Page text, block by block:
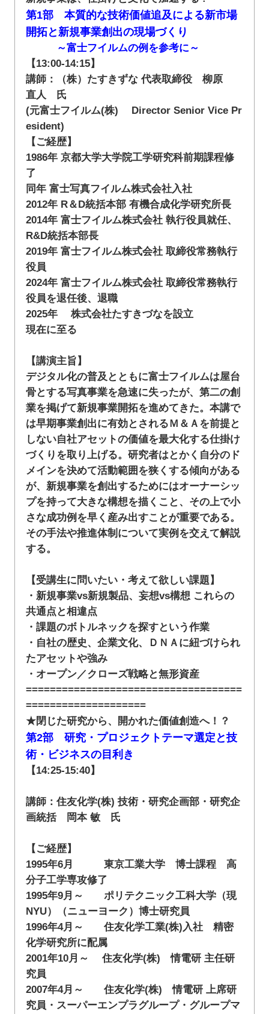
第1部 本質的な技術価値追及による新市場
開拓と新規事業創出の現場づくり
～富士フイルムの例を参考に～
【13:00-14:15】
講師：（株）たすきずな 代表取締役 柳原
直人 氏
(元富士フイルム(株) Director Senior Vice Pr
esident)
【ご経歴】
1986年 京都大学大学院工学研究科前期課程修
了
同年 富士写真フイルム株式会社入社
2012年 R＆D統括本部 有機合成化学研究所長
2014年 富士フイルム株式会社 執行役員就任、
R&D統括本部長
2019年 富士フイルム株式会社 取締役常務執行
役員
2024年 富士フイルム株式会社 取締役常務執行
役員を退任後、退職
2025年 株式会社たすきづなを設立
現在に至る
【講演主旨】
デジタル化の普及とともに富士フイルムは屋台
骨とする写真事業を急速に失ったが、第二の創
業を掲げて新規事業開拓を進めてきた。本講で
は早期事業創出に有効とされるＭ＆Ａを前提と
しない自社アセットの価値を最大化する仕掛け
づくりを取り上げる。研究者はとかく自分のド
メインを決めて活動範囲を狭くする傾向がある
が、新規事業を創出するためにはオーナーシッ
プを持って大きな構想を描くこと、その上で小
さな成功例を早く産み出すことが重要である。
その手法や推進体制について実例を交えて解説
する。
【受講生に問いたい・考えて欲しい課題】
・新規事業vs新規製品、妄想vs構想 これらの
共通点と相違点
・課題のボトルネックを探すという作業
・自社の歴史、企業文化、ＤＮＡに紐づけられ
たアセットや強み
・オープン／クローズ戦略と無形資産
====================================
====================
★閉じた研究から、開かれた価値創造へ！？
第2部 研究・プロジェクトテーマ選定と技
術・ビジネスの目利き
【14:25-15:40】
講師：住友化学(株) 技術・研究企画部・研究企
画統括 岡本 敏 氏
【ご経歴】
1995年6月 東京工業大学 博士課程 高
分子工学専攻修了
1995年9月～ ポリテクニック工科大学（現
NYU）（ニューヨーク）博士研究員
1996年4月～ 住友化学工業(株)入社 精密
化学研究所に配属
2001年10月～ 住友化学(株) 情電研 主任研
究員
2007年4月～ 住友化学(株) 情電研 上席研
究員・スーパーエンプラグループ・グループマ